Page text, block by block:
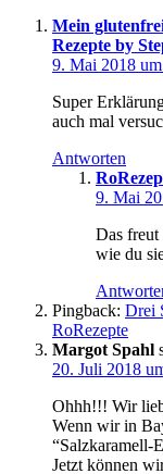
Mein
Rezepte by
9. Mai 2018
Super
auch mal
Antworten
9. Mai
Das freut
wie du
Pingback: Drei
RoRezepte
Margot Spahl
20. Juli 2018
Ohhh!!! Wir
Wenn wir in
“Salzkaramell-
Jetzt können